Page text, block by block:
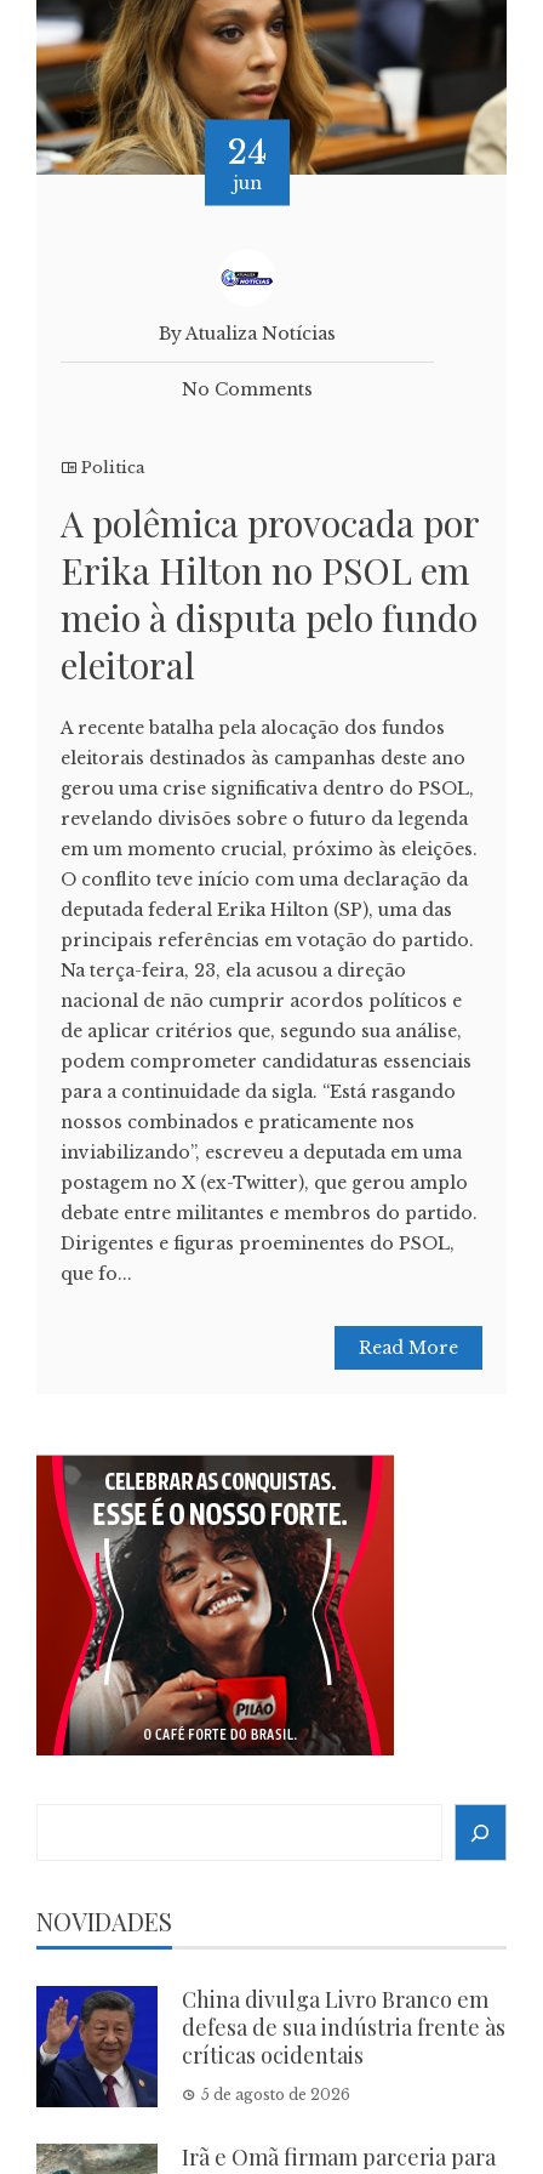
24
jun
By Atualiza Notícias
No Comments
Politica
A polêmica provocada por
Erika Hilton no PSOL em
meio à disputa pelo fundo
eleitoral
A recente batalha pela alocação dos fundos
eleitorais destinados às campanhas deste ano
gerou uma crise significativa dentro do PSOL,
revelando divisões sobre o futuro da legenda
em um momento crucial, próximo às eleições.
O conflito teve início com uma declaração da
deputada federal Erika Hilton (SP), uma das
principais referências em votação do partido.
Na terça-feira, 23, ela acusou a direção
nacional de não cumprir acordos políticos e
de aplicar critérios que, segundo sua análise,
podem comprometer candidaturas essenciais
para a continuidade da sigla. “Está rasgando
nossos combinados e praticamente nos
inviabilizando”, escreveu a deputada em uma
postagem no X (ex-Twitter), que gerou amplo
debate entre militantes e membros do partido.
Dirigentes e figuras proeminentes do PSOL,
que fo...
Read More
NOVIDADES
China divulga Livro Branco em
defesa de sua indústria frente às
críticas ocidentais
5 de agosto de 2026
Irã e Omã firmam parceria para